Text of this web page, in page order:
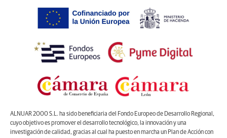
ALNUAR 2000 S.L. ha sido beneficiaria del Fondo Europeo de Desarrollo Regional,
cuyo objetivo es promover el desarrollo tecnológico, la innovación y una
investigación de calidad, gracias al cual ha puesto en marcha un Plan de Acción con